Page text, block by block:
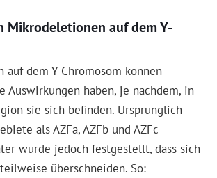
Mikrodeletionen auf dem Y-
auf dem Y-Chromosom können
Auswirkungen haben, je nachdem, in
sie sich befinden. Ursprünglich
als AZFa, AZFb und AZFc
wurde jedoch festgestellt, dass sich
überschneiden. So: